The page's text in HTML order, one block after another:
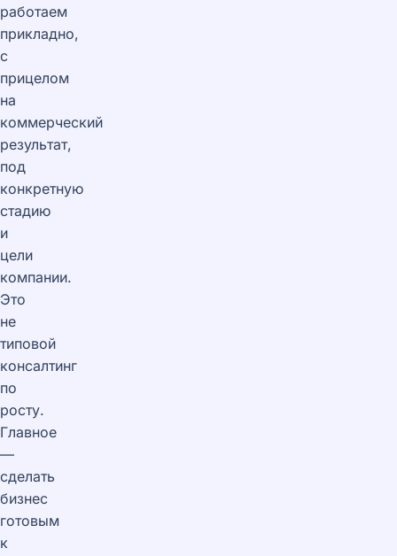
работаем
прикладно,
с
прицелом
на
коммерческий
результат,
под
конкретную
стадию
и
цели
компании.
Это
не
типовой
консалтинг
по
росту.
Главное
—
сделать
бизнес
готовым
к